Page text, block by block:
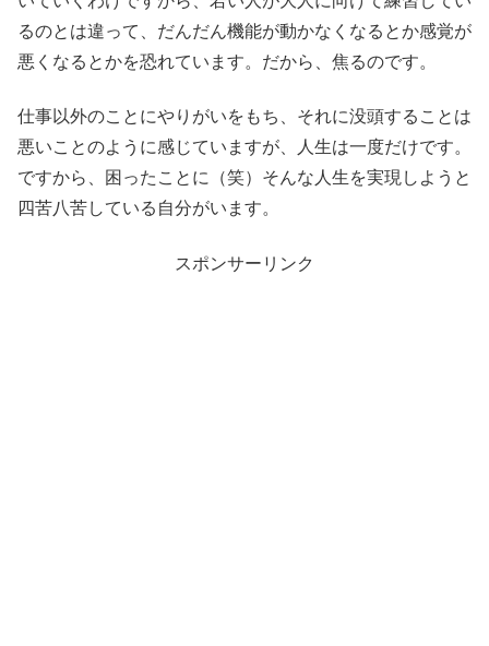
るのとは違って、だんだん機能が動かなくなるとか感覚が
悪くなるとかを恐れています。だから、焦るのです。
仕事以外のことにやりがいをもち、それに没頭することは
悪いことのように感じていますが、人生は一度だけです。
ですから、困ったことに（笑）そんな人生を実現しようと
四苦八苦している自分がいます。
スポンサーリンク